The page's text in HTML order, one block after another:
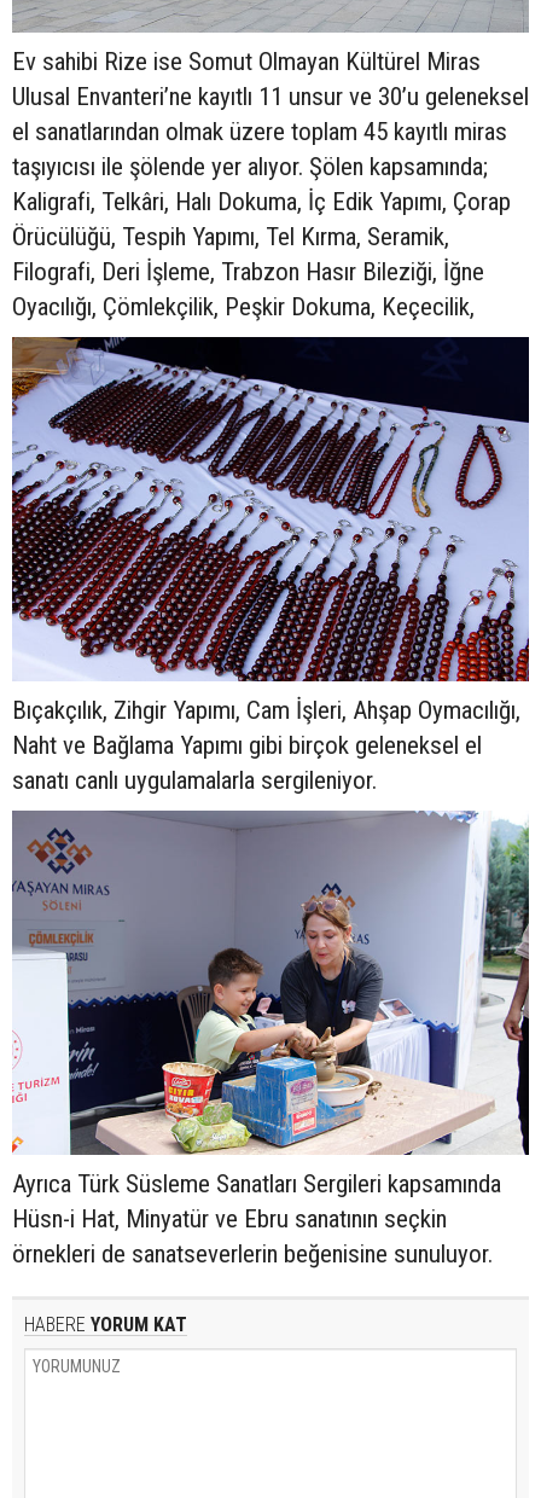
Ev sahibi Rize ise Somut Olmayan Kültürel Miras
Ulusal Envanteri’ne kayıtlı 11 unsur ve 30’u geleneksel
el sanatlarından olmak üzere toplam 45 kayıtlı miras
taşıyıcısı ile şölende yer alıyor. Şölen kapsamında;
Kaligrafi, Telkâri, Halı Dokuma, İç Edik Yapımı, Çorap
Örücülüğü, Tespih Yapımı, Tel Kırma, Seramik,
Filografi, Deri İşleme, Trabzon Hasır Bileziği, İğne
Oyacılığı, Çömlekçilik, Peşkir Dokuma, Keçecilik,
Bıçakçılık, Zihgir Yapımı, Cam İşleri, Ahşap Oymacılığı,
Naht ve Bağlama Yapımı gibi birçok geleneksel el
sanatı canlı uygulamalarla sergileniyor.
Ayrıca Türk Süsleme Sanatları Sergileri kapsamında
Hüsn-i Hat, Minyatür ve Ebru sanatının seçkin
örnekleri de sanatseverlerin beğenisine sunuluyor.
HABERE YORUM KAT